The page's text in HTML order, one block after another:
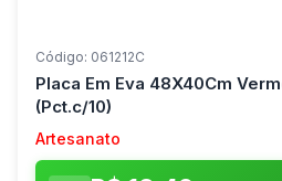
Código: 061212C
Placa Em Eva 48X40Cm
(Pct.c/10)
Artesanato